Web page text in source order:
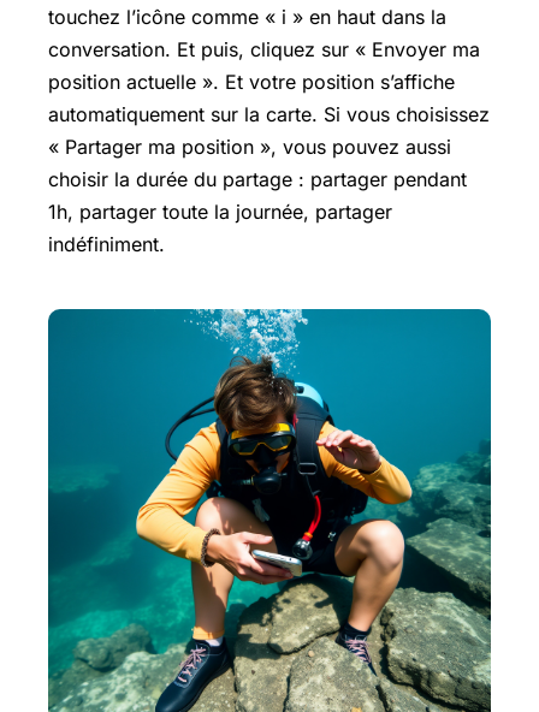
touchez l’icône comme « i » en haut dans la
conversation. Et puis, cliquez sur « Envoyer ma
position actuelle ». Et votre position s’affiche
automatiquement sur la carte. Si vous choisissez
« Partager ma position », vous pouvez aussi
choisir la durée du partage : partager pendant
1h, partager toute la journée, partager
indéfiniment.